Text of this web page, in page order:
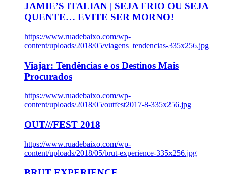
JAMIE’S ITALIAN | SEJA FRIO OU SEJA
QUENTE… EVITE SER MORNO!
https://www.ruadebaixo.com/wp-
content/uploads/2018/05/viagens_tendencias-335x256.jpg
Viajar: Tendências e os Destinos Mais
Procurados
https://www.ruadebaixo.com/wp-
content/uploads/2018/05/outfest2017-8-335x256.jpg
OUT///FEST 2018
https://www.ruadebaixo.com/wp-
content/uploads/2018/05/brut-experience-335x256.jpg